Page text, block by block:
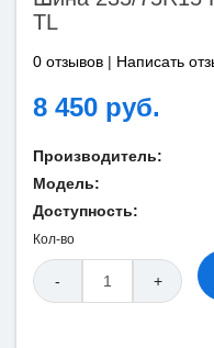
TL
0 отзывов | Написать
8 450 руб.
Производитель:
Модель:
Доступность:
Кол-во
- +